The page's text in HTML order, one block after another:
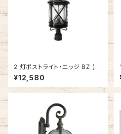
2 灯ポストライト・エッジ BZ (グ
ロッシーブラック) #IM-5123B
Z
¥12,580